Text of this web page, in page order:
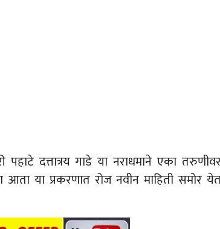
दत्तात्रय गाडे या नराधमाने एका
या प्रकरणात रोज नवीन माहिती समोर